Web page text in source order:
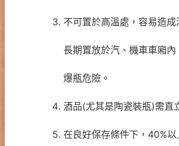
不可置於高溫處，容易造
長期置放於汽、機車車廂
爆瓶危險。
酒品(尤其是陶瓷裝瓶)需直
在良好保存條件下，40%